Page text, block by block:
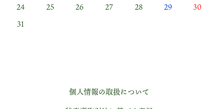
24
25 26 27 28 29
30
31
個人情報の取扱について